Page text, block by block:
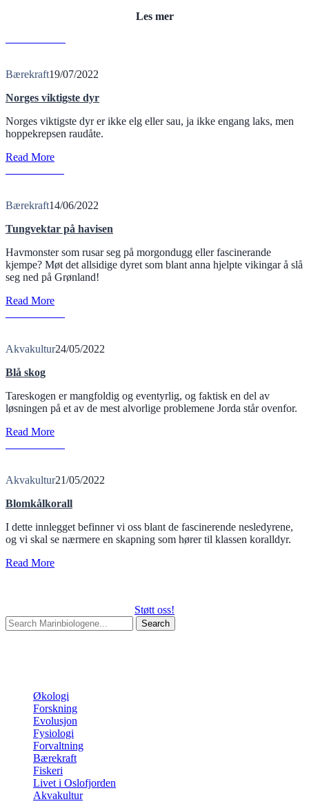
Les mer
Bærekraft19/07/2022
Norges viktigste dyr
Norges viktigste dyr er ikke elg eller sau, ja ikke engang laks, men
hoppekrepsen raudåte.
Read More
Bærekraft14/06/2022
Tungvektar på havisen
Havmonster som rusar seg på morgondugg eller fascinerande
kjempe? Møt det allsidige dyret som blant anna hjelpte vikingar å slå
seg ned på Grønland!
Read More
Akvakultur24/05/2022
Blå skog
Tareskogen er mangfoldig og eventyrlig, og faktisk en del av
løsningen på et av de mest alvorlige problemene Jorda står ovenfor.
Read More
Akvakultur21/05/2022
Blomkålkorall
I dette innlegget befinner vi oss blant de fascinerende nesledyrene,
og vi skal se nærmere en skapning som hører til klassen koralldyr.
Read More
Støtt oss!
Search
for:
Økologi
Forskning
Evolusjon
Fysiologi
Forvaltning
Bærekraft
Fiskeri
Livet i Oslofjorden
Akvakultur